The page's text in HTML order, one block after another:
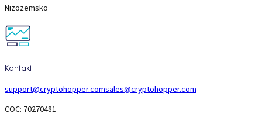
Nizozemsko
Kontakt
support@cryptohopper.comsales@cryptohopper.com
COC: 70270481